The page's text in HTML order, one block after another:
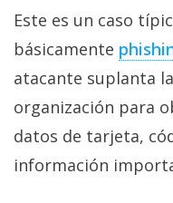
Este es un caso
básicamente
atacante suplanta
organización para
datos de tarjeta,
información